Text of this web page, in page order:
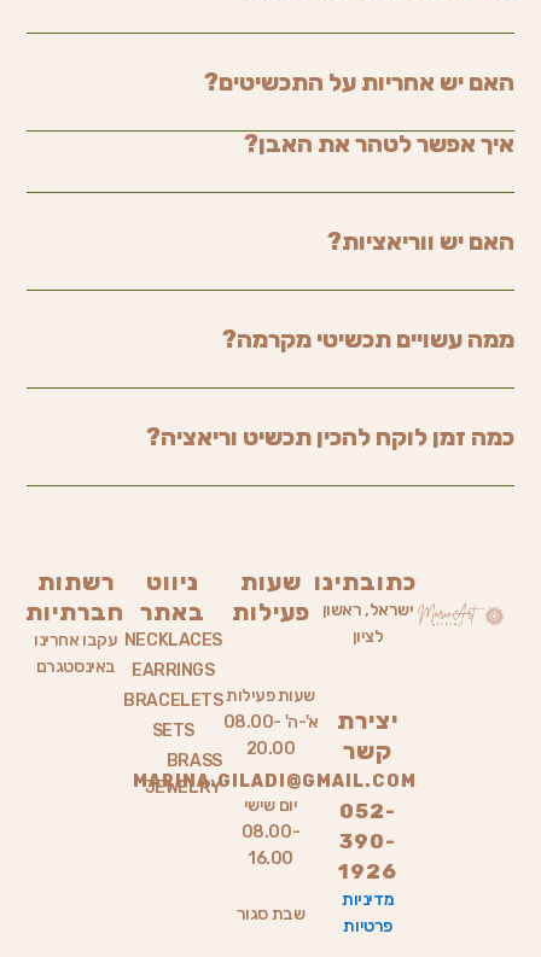
האם יש אחריות על התכשיטים?
איך אפשר לטהר את האבן?
האם יש ווריאציות?
ממה עשויים תכשיטי מקרמה?
כמה זמן לוקח להכין תכשיט וריאציה?
כתובתינו
ישראל, ראשון
לציון
יצירת
קשר
MARINA.GILADI@GMAIL.COM
052-
390-
1926
מדיניות
פרטיות
שעות
פעילות
שעות פעילות
א'-ה' 08.00-
20.00
יום שישי
08.00-
16.00
שבת סגור
ניווט
באתר
NECKLACES
EARRINGS
BRACELETS
SETS
BRASS
JEWELRY
רשתות
חברתיות
עקבו אחרינו
באינסטגרם